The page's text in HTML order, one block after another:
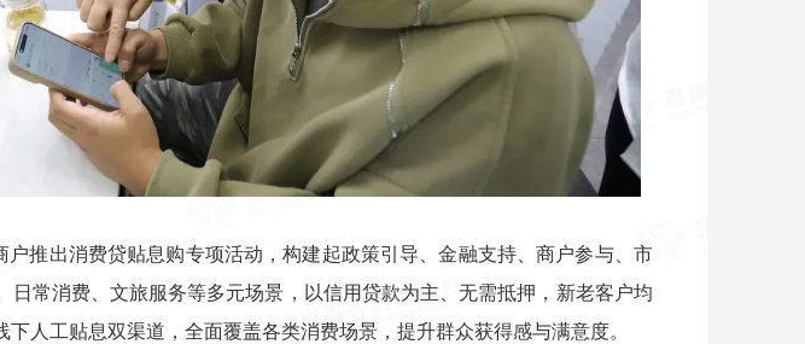
推出消费贷贴息购专项活动，构建起政策引导、金融支持、商户参与、市
日常消费、文旅服务等多元场景，以信用贷款为主、无需抵押，新老客户均
人工贴息双渠道，全面覆盖各类消费场景，提升群众获得感与满意度。